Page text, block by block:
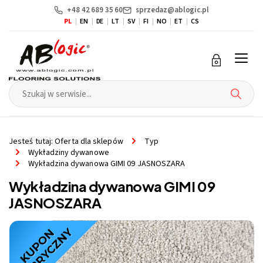
do menu
głównego
menu
w
stopce
+48 42 689 35 60 sprzedaz@ablogic.pl
PL EN DE LT SV FI NO ET CS
Jesteś tutaj: Oferta dla sklepów
Typ
Wykładziny dywanowe
Wykładzina dywanowa GIMI 09 JASNOSZARA
Wykładzina dywanowa GIMI 09
JASNOSZARA